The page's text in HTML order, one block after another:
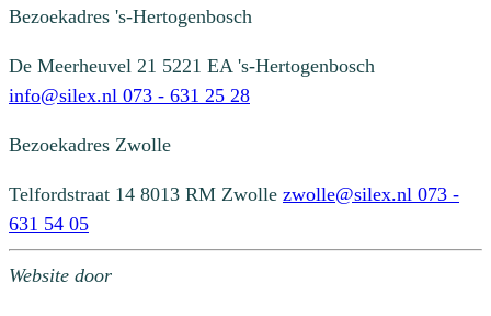
Bezoekadres 's-Hertogenbosch
De Meerheuvel 21 5221 EA 's-Hertogenbosch
info@silex.nl 073 - 631 25 28
Bezoekadres Zwolle
Telfordstraat 14 8013 RM Zwolle zwolle@silex.nl 073 -
631 54 05
Website door